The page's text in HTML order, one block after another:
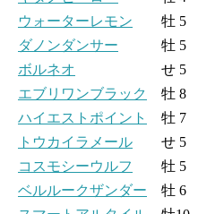
ウォーターレモン 牡 5
ダノンダンサー 牡 5
ボルネオ せ 5
エブリワンブラック
牡 8
ハイエストポイント
牡 7
トウカイラメール せ 5
コスモシーウルフ
牡 5
ベルルークザンダー 牡 6